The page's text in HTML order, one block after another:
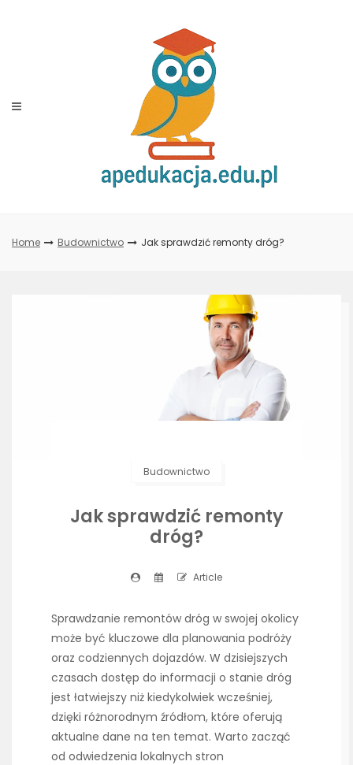
Home Budownictwo Jak sprawdzić remonty dróg?
Budownictwo
Jak sprawdzić remonty
dróg?
Article
Sprawdzanie remontów dróg w swojej okolicy
może być kluczowe dla planowania podróży
oraz codziennych dojazdów. W dzisiejszych
czasach dostęp do informacji o stanie dróg
jest łatwiejszy niż kiedykolwiek wcześniej,
dzięki różnorodnym źródłom, które oferują
aktualne dane na ten temat. Warto zacząć
od odwiedzenia lokalnych stron